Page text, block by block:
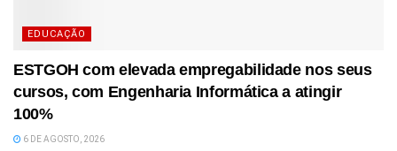
EDUCAÇÃO
ESTGOH com elevada empregabilidade nos seus
cursos, com Engenharia Informática a atingir
100%
6 DE AGOSTO, 2026